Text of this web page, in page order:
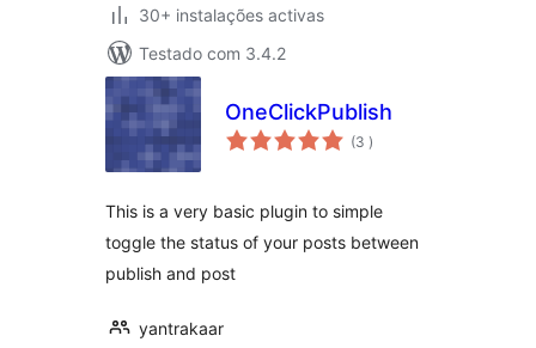
30+ instalações activas
Testado com 3.4.2
OneClickPublish
(3 classificações
)
This is a very basic plugin to simple
toggle the status of your posts between
publish and post
yantrakaar